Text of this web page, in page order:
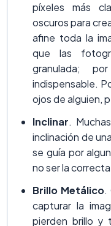
píxeles más
oscuros para
afine toda la
que las
granulada;
indispensable.
ojos de alguien,
Inclinar.
inclinación de
se guía por
no ser la
Brillo Metálico.
capturar la
pierden brillo y